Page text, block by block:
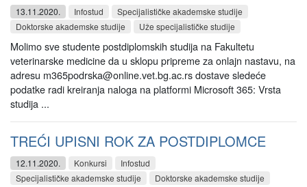
13.11.2020. Infostud
Specijalističke akademske studije
Doktorske akademske studije
Uže specijalističke studije
Molimo sve studente postdiplomskih studija na Fakultetu
veterinarske medicine da u sklopu pripreme za onlajn nastavu, na
adresu m365podrska@online.vet.bg.ac.rs dostave sledeće
podatke radi kreiranja naloga na platformi Microsoft 365: Vrsta
studija ...
TREĆI UPISNI ROK ZA POSTDIPLOMCE
12.11.2020. Konkursi
Infostud
Specijalističke akademske studije
Doktorske akademske studije